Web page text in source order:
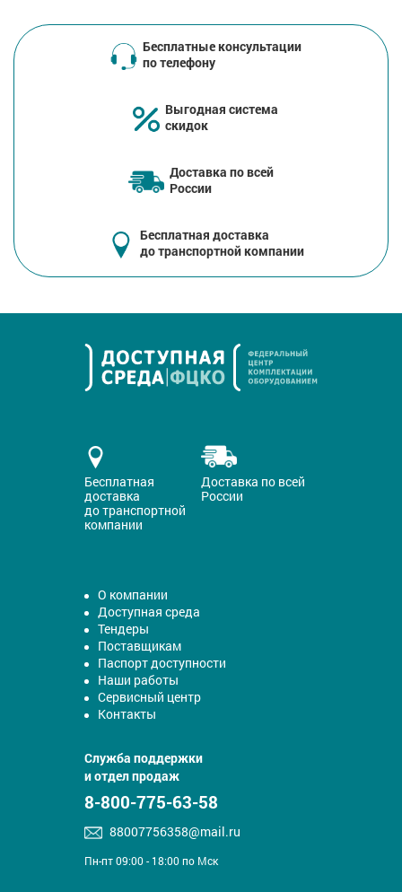
Бесплатные консультации
по телефону
Выгодная система
скидок
Доставка по всей
России
Бесплатная доставка
до транспортной компании
Бесплатная
доставка
до транспортной
компании
Доставка по всей
России
О компании
Доступная среда
Тендеры
Поставщикам
Паспорт доступности
Наши работы
Сервисный центр
Контакты
Служба поддержки
и отдел продаж
8-800-775-63-58
88007756358@mail.ru
Пн-пт 09:00 - 18:00 по Мск